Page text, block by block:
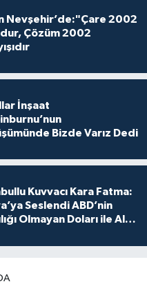
Nevşehir’de:"Çare 2002
Çözüm 2002
İnşaat
Bizde Varız Dedi
Kuvvacı Kara Fatma:
Seslendi ABD’nin
Olmayan Doları ile Alış